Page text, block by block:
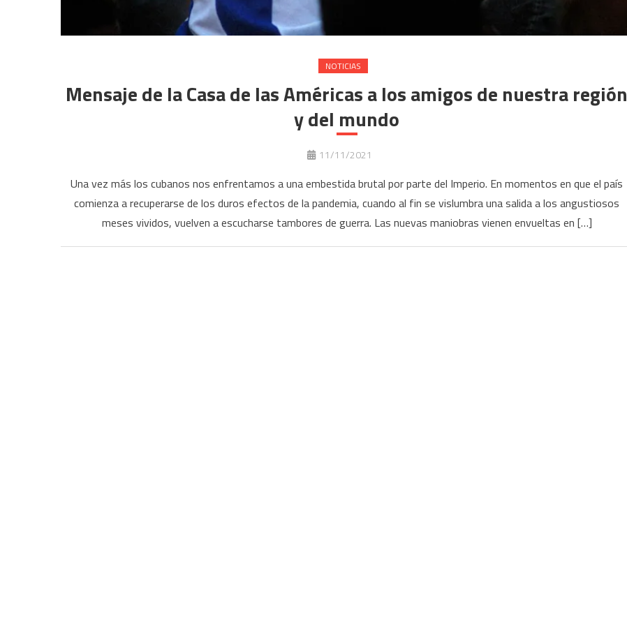
NOTICIAS
Mensaje de la Casa de las Américas a los amigos de nuestra región
y del mundo
11/11/2021
Una vez más los cubanos nos enfrentamos a una embestida brutal por parte del Imperio. En momentos en que el país
comienza a recuperarse de los duros efectos de la pandemia, cuando al fin se vislumbra una salida a los angustiosos
meses vividos, vuelven a escucharse tambores de guerra. Las nuevas maniobras vienen envueltas en […]